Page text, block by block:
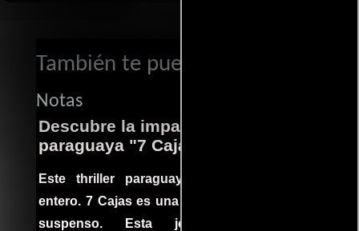
También te puede interesar...
Notas
Descubre la impactante película
paraguaya "7 Cajas"
Este thriller paraguayo cautivó al mundo
entero. 7 Cajas es una explosión de acción y
suspenso. Esta joya cinematográfica